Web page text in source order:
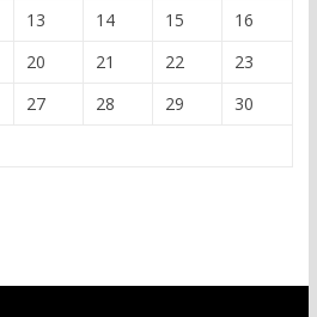
13 14 15
16
20 21 22
23
27 28 29
30